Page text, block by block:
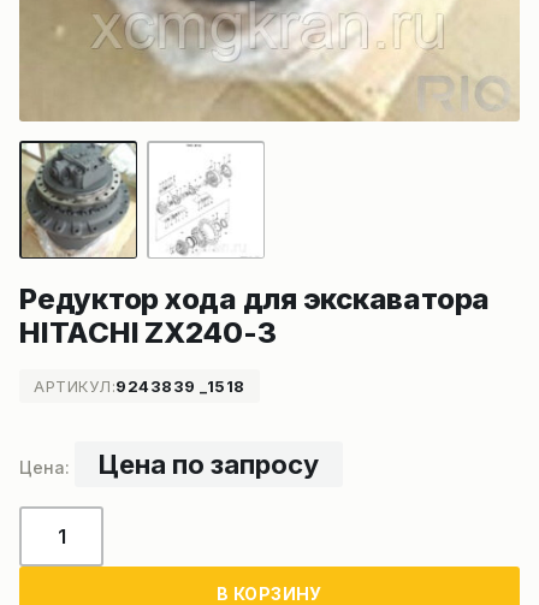
Редуктор хода для экскаватора
HITACHI ZX240-3
АРТИКУЛ:9243839 _1518
Цена по запросу
товара
В КОРЗИНУ